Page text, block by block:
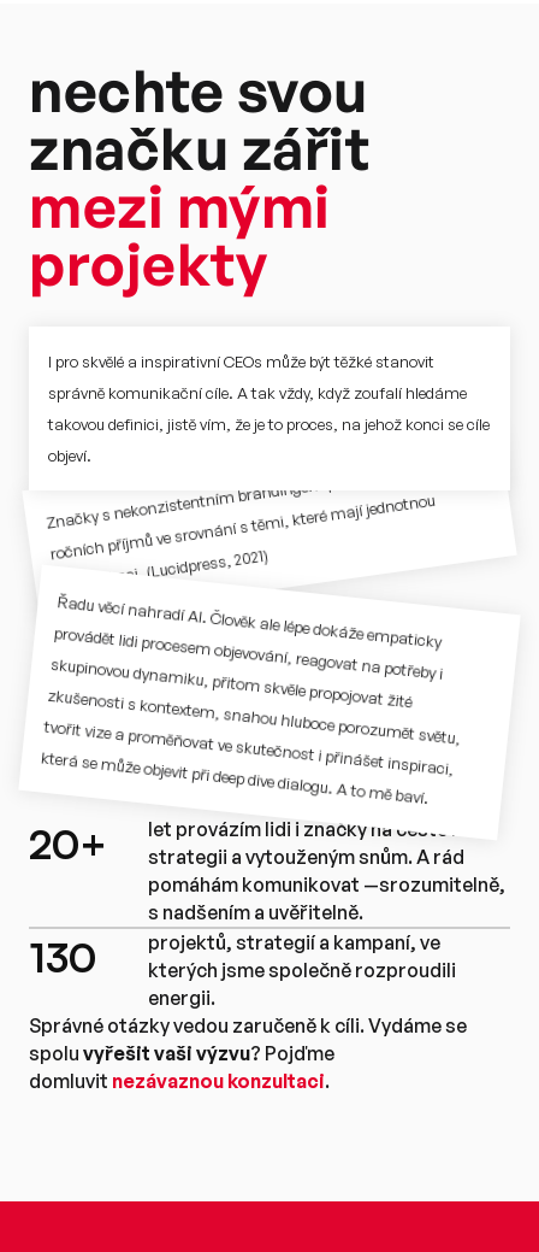
nechte svou
mezi mými
projekty
Značky s nekonzistentním brandingem přichází až o 23 %
ročních příjmů ve srovnání s těmi, které mají jednotnou
komunikaci. (Lucidpress, 2021)
Řadu věcí nahradí AI. Člověk ale lépe dokáže empaticky
provádět lidi procesem objevování, reagovat na potřeby i
skupinovou dynamiku, přitom skvěle propojovat žité
která se může objevit při deep dive dialogu. A to mě baví.
I pro skvělé a inspirativní CEOs může být těžké stanovit
správně komunikační cíle. A tak vždy, když zoufalí hledáme
takovou definici, jistě vím, že je to proces, na jehož konci se cíle
objeví.
20+
let provázím lidi i značky na cestě ke
strategii a vytouženým snům. A rád
pomáhám komunikovat —srozumitelně,
s nadšením a uvěřitelně.
130
projektů, strategií a kampaní, ve
kterých jsme společně rozproudili
energii.
Správné otázky vedou zaručeně k cíli. Vydáme se
spolu vyřešit vaši výzvu? Pojďme
domluvit nezávaznou konzultaci.